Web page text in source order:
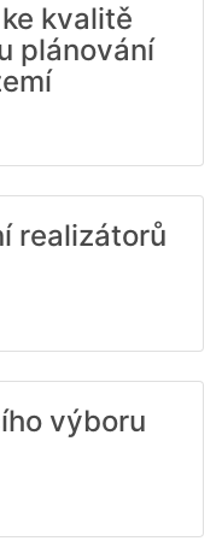
kvalitě
plánování
realizátorů
výboru